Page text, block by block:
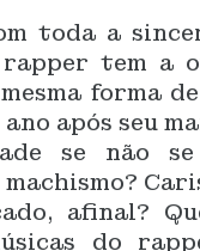
toda a
rapper tem a
forma
após seu
se não
afinal?
do